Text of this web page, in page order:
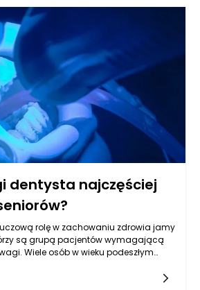
powierzchnię. Fronty wykonane z
czy płyta wiórowa, pokryte wysokiej
wytrzymać intensywne użytkowanie, co
do kuchni, w której codziennie
Ważnym aspektem przy wyborze
jest ich odporność na działanie
oraz wilgoci, co ma duże znaczenie w
użytkowania tego pomieszczenia.
dentysta najczęściej
rolę w zachowaniu zdrowia jamy
są grupą pacjentów wymagającą
Wiele osób w wieku podeszłym